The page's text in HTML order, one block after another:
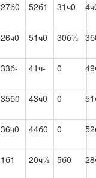
27б0 52б1 31ч0
26ч0 51ч0 30б½
33б- 41ч- 0
35б0 43ч0 0
36ч0 44б0 0
1б1 20ч½ 5б0